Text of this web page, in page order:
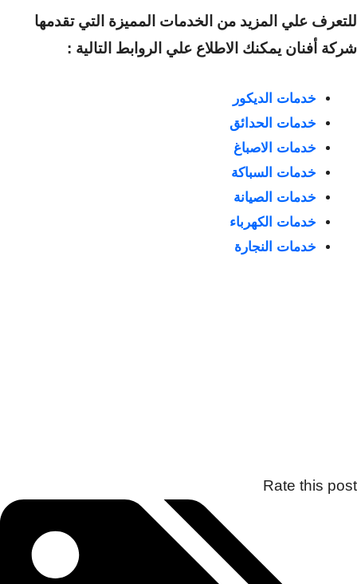
للتعرف علي المزيد من الخدمات المميزة التي تقدمها
شركة أفنان يمكنك الاطلاع علي الروابط التالية :
خدمات الديكور
خدمات الحدائق
خدمات الاصباغ
خدمات السباكة
خدمات الصيانة
خدمات الكهرباء
خدمات النجارة
Rate this post